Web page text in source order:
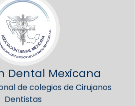
Dental Mexicana
de colegios de Cirujanos
Dentistas